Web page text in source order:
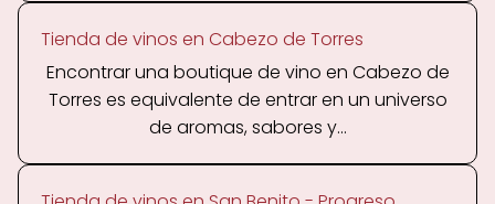
Tienda de vinos en Cabezo de Torres
Encontrar una boutique de vino en Cabezo de
Torres es equivalente de entrar en un universo
de aromas, sabores y...